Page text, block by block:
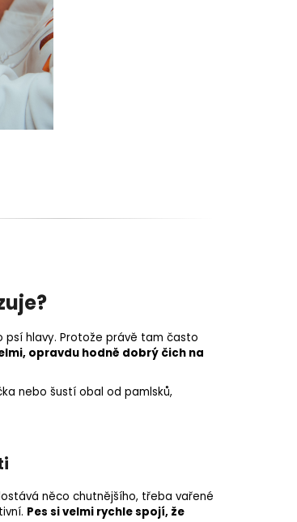
psí hlavy. Protože právě tam často
opravdu hodně dobrý čich na
nebo šustí obal od pamlsků,
něco chutnějšího, třeba vařené
Pes si velmi rychle spojí, že